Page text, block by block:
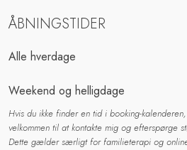
ÅBNINGSTIDER​
Alle hverdage​
Weekend og helligdage
Hvis du ikke finder en tid i booking-
velkommen til at kontakte mig og efterspørge
Dette gælder særligt for familieterapi og